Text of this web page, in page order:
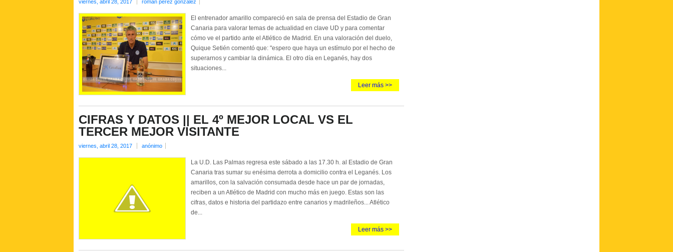
viernes, abril 28, 2017 román pérez gonzález
El entrenador amarillo compareció en sala de prensa del Estadio de Gran
Canaria para valorar temas de actualidad en clave UD y para comentar
cómo ve el partido ante el Atlético de Madrid. En una valoración del duelo,
Quique Setién comentó que: "espero que haya un estímulo por el hecho de
superarnos y cambiar la dinámica. El otro día en Leganés, hay dos
situaciones...
Leer más >>
CIFRAS Y DATOS || EL 4º MEJOR LOCAL VS EL
TERCER MEJOR VISITANTE
viernes, abril 28, 2017 anónimo
La U.D. Las Palmas regresa este sábado a las 17.30 h. al Estadio de Gran
Canaria tras sumar su enésima derrota a domicilio contra el Leganés. Los
amarillos, con la salvación consumada desde hace un par de jornadas,
reciben a un Atlético de Madrid con mucho más en juego. Estas son las
cifras, datos e historia del partidazo entre canarios y madrileños... Atlético
de...
Leer más >>